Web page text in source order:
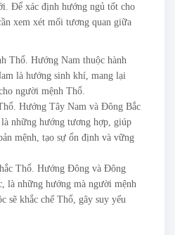
Để xác định hướng ngủ tốt cho
xem xét mối tương quan giữa
Thổ. Hướng Nam thuộc hành
là hướng sinh khí, mang lại
người mệnh Thổ.
Hướng Tây Nam và Đông Bắc
những hướng tương hợp, giúp
mệnh, tạo sự ổn định và vững
Thổ. Hướng Đông và Đông
là những hướng mà người mệnh
sẽ khắc chế Thổ, gây suy yếu